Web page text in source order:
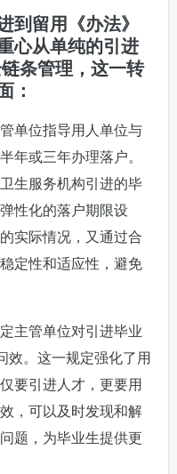
到留用《办法》
心从单纯的引进
条管理，这一转
：
单位指导用人单位与
年或三年办理落户。
生服务机构引进的毕
性化的落户期限设
实际情况，又通过合
定性和适应性，避免
主管单位对引进毕业
效。这一规定强化了用
要引进人才，更要用
，可以及时发现和解
题，为毕业生提供更